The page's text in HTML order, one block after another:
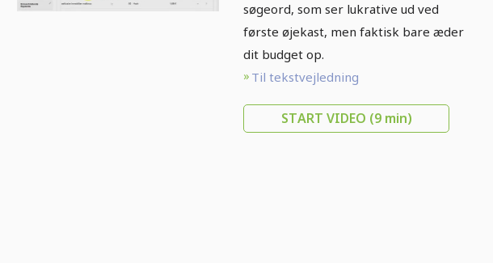
søgeord, som ser lukrative ud ved
første øjekast, men faktisk bare æder
dit budget op.
Til tekstvejledning
START VIDEO (9 min)